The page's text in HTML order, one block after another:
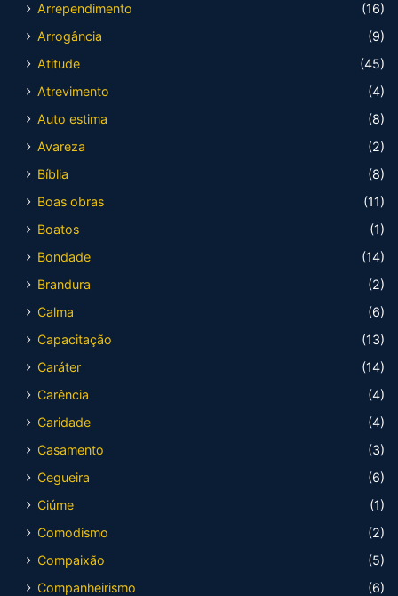
Arrependimento
(16)
Arrogância
(9)
Atitude
(45)
Atrevimento
(4)
Auto estima
(8)
Avareza
(2)
Bíblia
(8)
Boas obras
(11)
Boatos
(1)
Bondade
(14)
Brandura
(2)
Calma
(6)
Capacitação
(13)
Caráter
(14)
Carência
(4)
Caridade
(4)
Casamento
(3)
Cegueira
(6)
Ciúme
(1)
Comodismo
(2)
Compaixão
(5)
Companheirismo
(6)